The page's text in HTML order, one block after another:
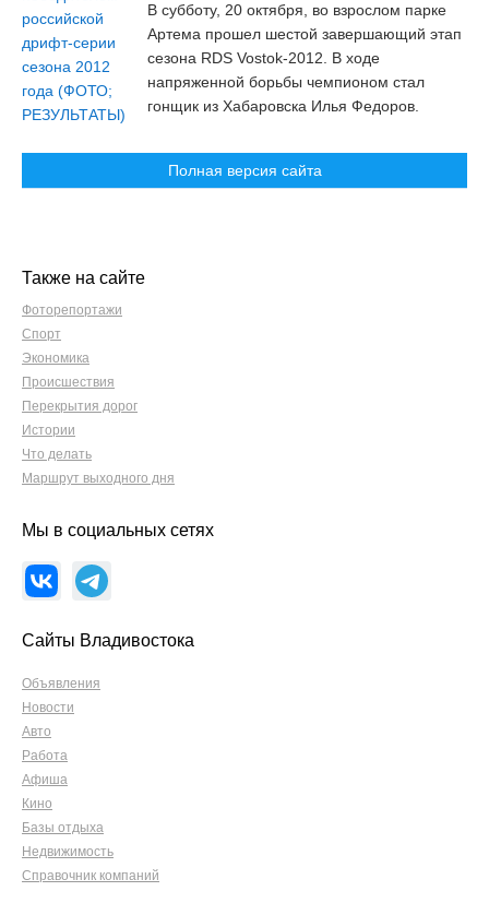
В субботу, 20 октября, во взрослом парке
Артема прошел шестой завершающий этап
сезона RDS Vostok-2012. В ходе
напряженной борьбы чемпионом стал
гонщик из Хабаровска Илья Федоров.
Полная версия сайта
Также на сайте
Фоторепортажи
Спорт
Экономика
Происшествия
Перекрытия дорог
Истории
Что делать
Маршрут выходного дня
Мы в социальных сетях
Сайты Владивостока
Объявления
Новости
Авто
Работа
Афиша
Кино
Базы отдыха
Недвижимость
Справочник компаний